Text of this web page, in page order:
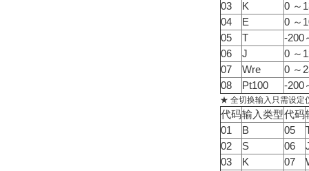
03
K
0 ～
04
E
0 ～
05
T
-200
06
J
0 ～
07
Wre
0 ～
08
Pt100 -200
★ 全切换输入只需设定
代码输入类型代码
01
B 05
02
S 06
03
K 07